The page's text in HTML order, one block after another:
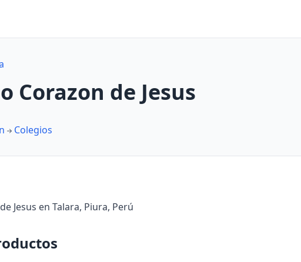
Corazon de Jesus
Colegios
Jesus en Talara, Piura, Perú